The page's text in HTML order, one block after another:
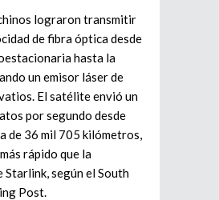
lograron transmitir
de fibra óptica desde
hasta la
un emisor láser de
El satélite envió un
por segundo desde
de 36 mil 705 kilómetros,
rápido que la
Starlink, según el South
Post.